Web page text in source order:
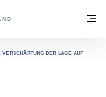
TRADE - WEBSEITE DER
VERSCHÄRFUNG DER LAGE AUF